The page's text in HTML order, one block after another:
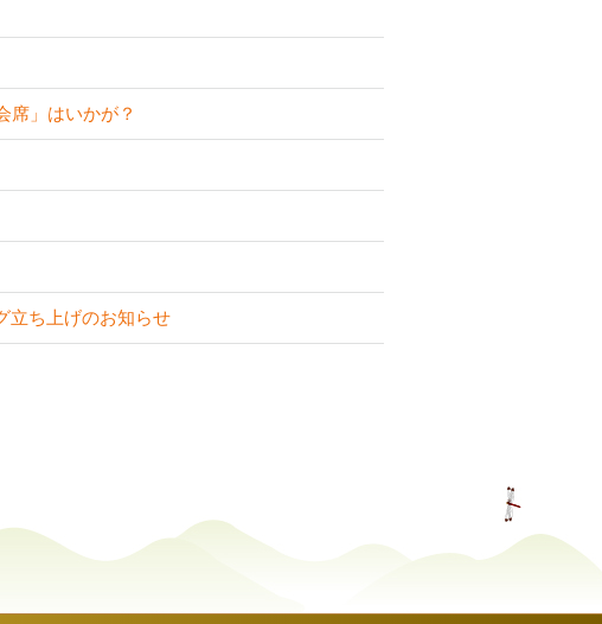
席」はいかが？
立ち上げのお知らせ